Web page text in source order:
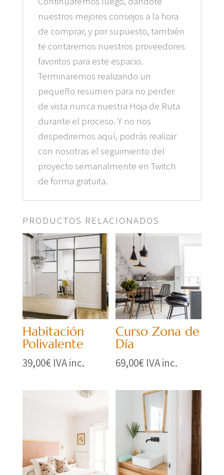
nuestros mejores consejos a la hora
de comprar, y por supuesto, también
te contaremos nuestros proveedores
favoritos para este espacio.
Terminaremos realizando un
pequeño resumen para no perder
de vista nunca nuestra Hoja de Ruta
durante el proceso. Y no nos
despediremos aquí, podrás realizar
con nosotras el seguimiento del
proyecto semanalmente en Twitch
de forma gratuita.
PRODUCTOS RELACIONADOS
Habitación
Polivalente
39,00€ IVA inc.
Curso Zona de
Día
69,00€ IVA inc.